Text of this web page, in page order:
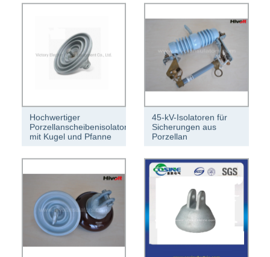
Hochwertiger
Porzellanscheibenisolator
mit Kugel und Pfanne
45-kV-Isolatoren für
Sicherungen aus
Porzellan